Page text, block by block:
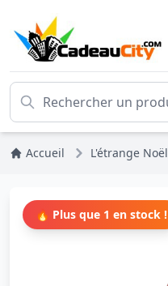
Accueil
🔥 Plus que 1 en stock !